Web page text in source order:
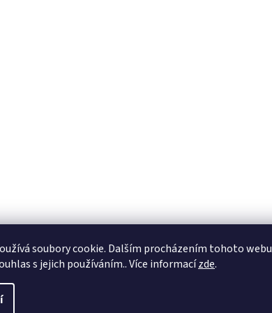
soubory cookie. Dalším procházením tohoto webu
s jejich používáním.. Více informacízde.
cookies